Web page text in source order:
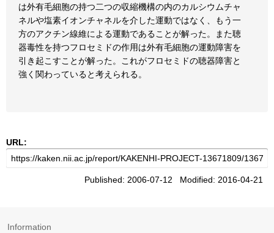
は外有毛細胞の持つ二つの収縮機構の内のカルシウムチャ
ネルや塩素イオンチャネルを介した運動ではなく、もう一
方のアクチン線維による運動であることが解った。また聴
器毒性を持つフロセミドの作用は外有毛細胞の運動障害を
引き起こすことが解った。これがフロセミドの聴器障害と
強く関わっていると考えられる。
URL:
Published: 2006-07-12 Modified: 2016-04-21
Information